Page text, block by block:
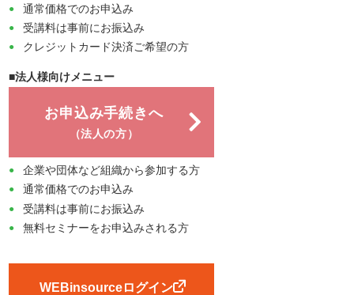
通常価格でのお申込み
受講料は事前にお振込み
クレジットカード決済ご希望の方
■法人様向けメニュー
お申込み手続きへ
（法人の方）
企業や団体など組織から参加する方
通常価格でのお申込み
受講料は事前にお振込み
無料セミナーをお申込みされる方
WEBinsourceログイン